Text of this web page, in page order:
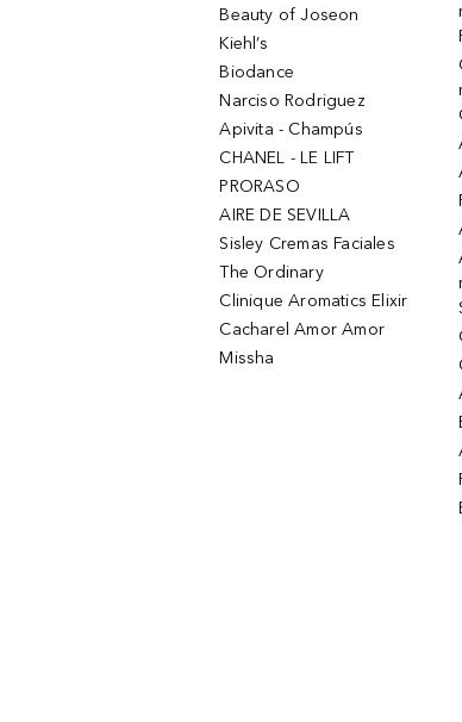
Beauty of Joseon
Kiehl’s
Biodance
Narciso Rodriguez
Apivita - Champús
CHANEL - LE LIFT
PRORASO
AIRE DE SEVILLA
Sisley Cremas Faciales
The Ordinary
Clinique Aromatics Elixir
Cacharel Amor Amor
Missha